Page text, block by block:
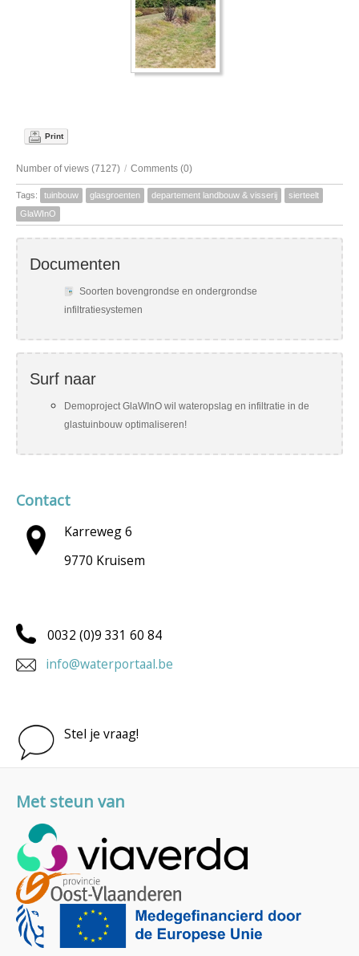
Print
Number of views (7127) / Comments (0)
Tags: tuinbouw glasgroenten departement landbouw & visserij
sierteelt
GlaWInO
Documenten
Soorten bovengrondse en ondergrondse
infiltratiesystemen
Surf naar
Demoproject GlaWInO wil wateropslag en infiltratie in de
glastuinbouw optimaliseren!
Contact
Karreweg 6
9770 Kruisem
0032 (0)9 331 60 84
info@waterportaal.be
Stel je vraag!
Met steun van